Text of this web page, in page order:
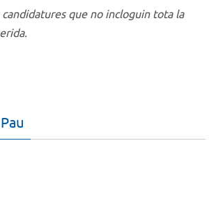
candidatures que no incloguin tota la